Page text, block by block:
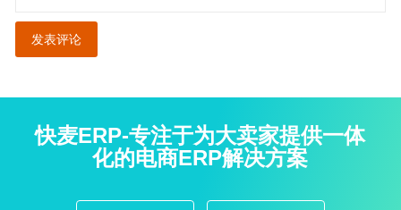
快麦ERP-专注于为大卖家提供一体
化的电商ERP解决方案